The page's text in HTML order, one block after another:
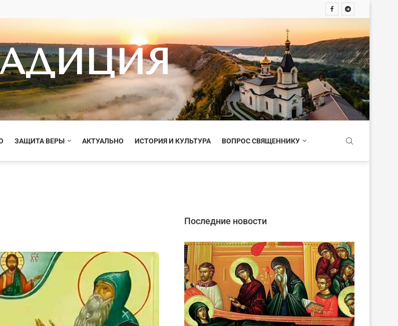
ЗАЩИТА ВЕРЫ АКТУАЛЬНО ИСТОРИЯ И КУЛЬТУРА ВОПРОС СВЯЩЕННИКУ
Последние новости